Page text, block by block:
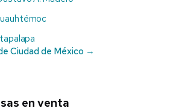
Ciudad de México →
en venta